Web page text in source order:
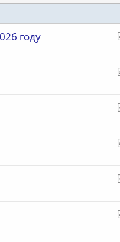
году